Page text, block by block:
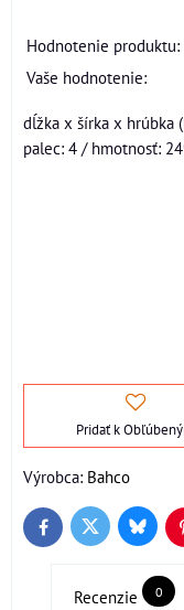
Hodnotenie produktu:
Vaše hodnotenie:
dĺžka x šírka x hrúbka
palec: 4 / hmotnosť:
Pridať k
Výrobca: Bahco
FacebookTwitter Bluesky
Recenzie 0